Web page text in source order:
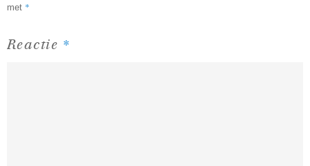
met *
Reactie *